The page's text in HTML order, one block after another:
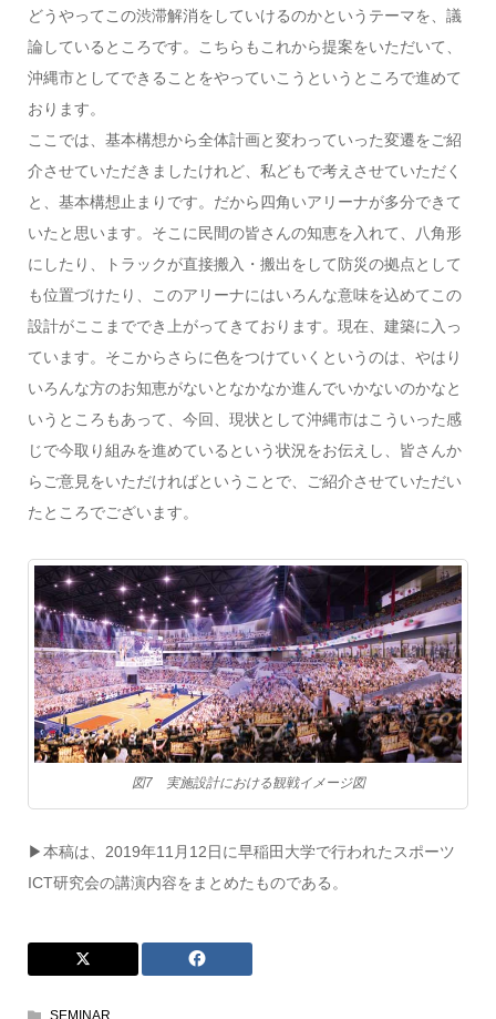
どうやってこの渋滞解消をしていけるのかというテーマを、議
論しているところです。こちらもこれから提案をいただいて、
沖縄市としてできることをやっていこうというところで進めて
おります。
ここでは、基本構想から全体計画と変わっていった変遷をご紹
介させていただきましたけれど、私どもで考えさせていただく
と、基本構想止まりです。だから四角いアリーナが多分できて
いたと思います。そこに民間の皆さんの知恵を入れて、八角形
にしたり、トラックが直接搬入・搬出をして防災の拠点として
も位置づけたり、このアリーナにはいろんな意味を込めてこの
設計がここまででき上がってきております。現在、建築に入っ
ています。そこからさらに色をつけていくというのは、やはり
いろんな方のお知恵がないとなかなか進んでいかないのかなと
いうところもあって、今回、現状として沖縄市はこういった感
じで今取り組みを進めているという状況をお伝えし、皆さんか
らご意見をいただければということで、ご紹介させていただい
たところでございます。
図7 実施設計における観戦イメージ図
▶︎本稿は、2019年11月12日に早稲田大学で行われたスポーツ
ICT研究会の講演内容をまとめたものである。